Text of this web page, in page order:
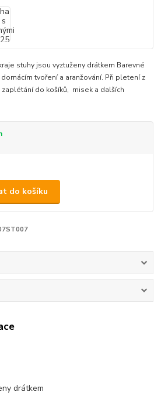
stuhy jsou vyztuženy drátkem Barevné
tvoření a aranžování. Při pletení z
do košíků, misek a dalších
do košíku
drátkem